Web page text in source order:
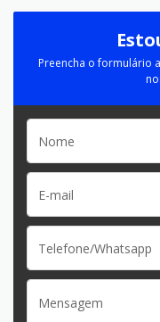
Preencha o formulário